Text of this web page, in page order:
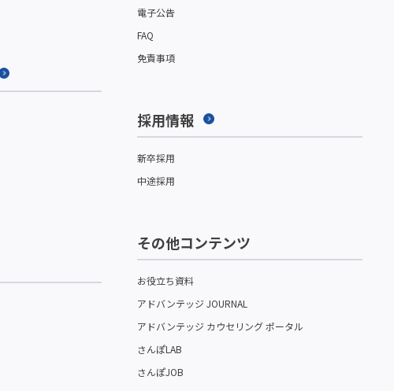
電子公告
FAQ
免責事項
採用情報
新卒採用
中途採用
その他コンテンツ
お役立ち資料
アドバンテッジ JOURNAL
アドバンテッジ カウセリング ポータル
さんぽLAB
さんぽJOB